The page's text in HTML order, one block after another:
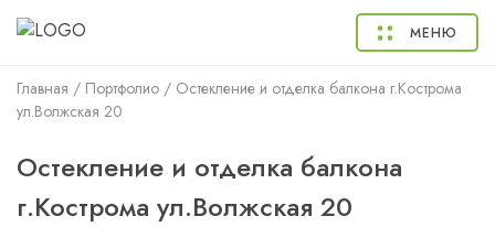
МЕНЮ
Главная / Портфолио / Остекление и отделка балкона г.Кострома
ул.Волжская 20
Остекление и отделка балкона
г.Кострома ул.Волжская 20